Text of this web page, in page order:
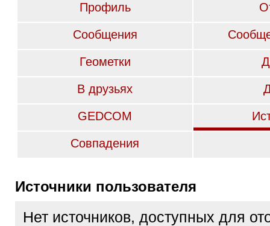
Профиль
Сообщения
Геометки
В друзьях
GEDCOM
Совпадения
Источники пользователя
Нет источников, доступных для